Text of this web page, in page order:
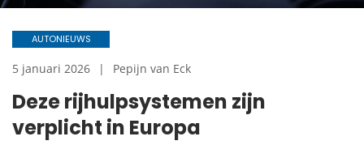
Deze rijhulpsystemen zijn
verplicht in Europa
AUTONIEUWS
5 januari 2026 Pepijn van Eck